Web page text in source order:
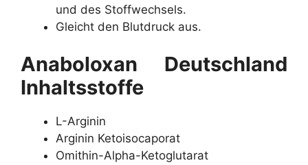
und des Stoffwechsels.
Gleicht den Blutdruck aus.
Anaboloxan Deutschland
Inhaltsstoffe
L-Arginin
Arginin Ketoisocaporat
Omithin-Alpha-Ketoglutarat